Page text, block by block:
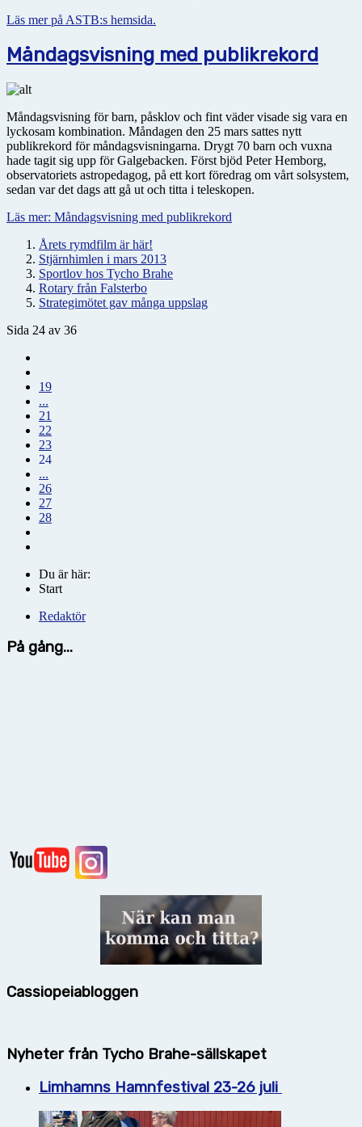
Läs mer på ASTB:s hemsida.
Måndagsvisning med publikrekord
Måndagsvisning för barn, påsklov och fint väder visade sig vara en
lyckosam kombination. Måndagen den 25 mars sattes nytt
publikrekord för måndagsvisningarna. Drygt 70 barn och vuxna
hade tagit sig upp för Galgebacken. Först bjöd Peter Hemborg,
observatoriets astropedagog, på ett kort föredrag om vårt solsystem,
sedan var det dags att gå ut och titta i teleskopen.
Läs mer: Måndagsvisning med publikrekord
Årets rymdfilm är här!
Stjärnhimlen i mars 2013
Sportlov hos Tycho Brahe
Rotary från Falsterbo
Strategimötet gav många uppslag
Sida 24 av 36
19
...
21
22
23
24
...
26
27
28
Du är här:
Start
Redaktör
På gång...
Cassiopeiabloggen
Nyheter från Tycho Brahe-sällskapet
Limhamns Hamnfestival 23-26 juli